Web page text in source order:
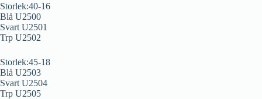
Storlek:40-16
Blå U2500
Svart U2501
Trp U2502
Storlek:45-18
Blå U2503
Svart U2504
Trp U2505